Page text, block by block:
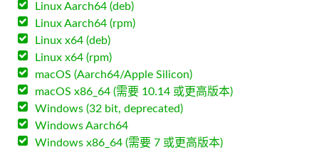
Linux Aarch64 (deb)
Linux Aarch64 (rpm)
Linux x64 (deb)
Linux x64 (rpm)
macOS (Aarch64/Apple Silicon)
macOS x86_64 (需要 10.14 或更高版本)
Windows (32 bit, deprecated)
Windows Aarch64
Windows x86_64 (需要 7 或更高版本)